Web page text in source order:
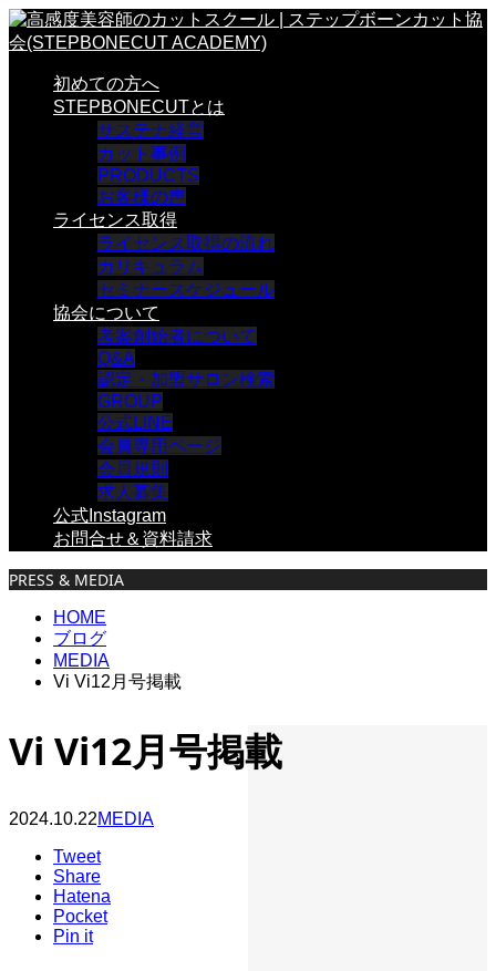
初めての方へ
STEPBONECUTとは
サステナ経営
カット事例
PRODUCTS
お客様の声
ライセンス取得
ライセンス取得の流れ
カリキュラム
セミナースケジュール
協会について
考案創始者について
Q&A
認定・加盟サロン検索
GROUP
公式LINE
会員専用ページ
会員規則
求人募集
公式Instagram
お問合せ＆資料請求
PRESS & MEDIA
HOME
ブログ
MEDIA
Vi Vi12月号掲載
Vi Vi12月号掲載
2024.10.22MEDIA
Tweet
Share
Hatena
Pocket
Pin it